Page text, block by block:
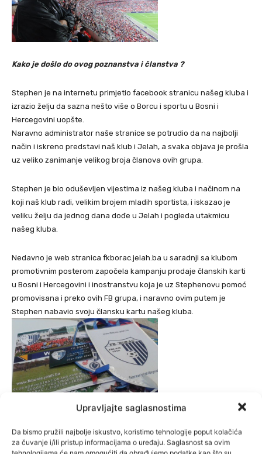
Upravljajte saglasnostima
Da bismo pružili najbolje iskustvo, koristimo tehnologije poput kolačića
za čuvanje i/ili pristup informacijama o uređaju. Saglasnost sa ovim
Kako je došlo do ovog poznanstva i članstva ?
Stephen je na internetu primjetio facebook stranicu našeg kluba i
izrazio želju da sazna nešto više o Borcu i sportu u Bosni i
Hercegovini uopšte.
Naravno administrator naše stranice se potrudio da na najbolji
način i iskreno predstavi naš klub i Jelah, a svaka objava je prošla
uz veliko zanimanje velikog broja članova ovih grupa.
Stephen je bio oduševljen vijestima iz našeg kluba i načinom na
koji naš klub radi, velikim brojem mladih sportista, i iskazao je
veliku želju da jednog dana dođe u Jelah i pogleda utakmicu
našeg kluba.
Nedavno je web stranica fkborac.jelah.ba u saradnji sa klubom
promotivnim posterom započela kampanju prodaje članskih karti
u Bosni i Hercegovini i inostranstvu koja je uz Stephenovu pomoć
promovisana i preko ovih FB grupa, i naravno ovim putem je
Stephen nabavio svoju člansku kartu našeg kluba.
Uz člansku kartu Stephen je od našeg kluba dobio i zastavicu i
nekoliko slika o Borcu i Jelahu čime je bio oduševljen, a kako sam